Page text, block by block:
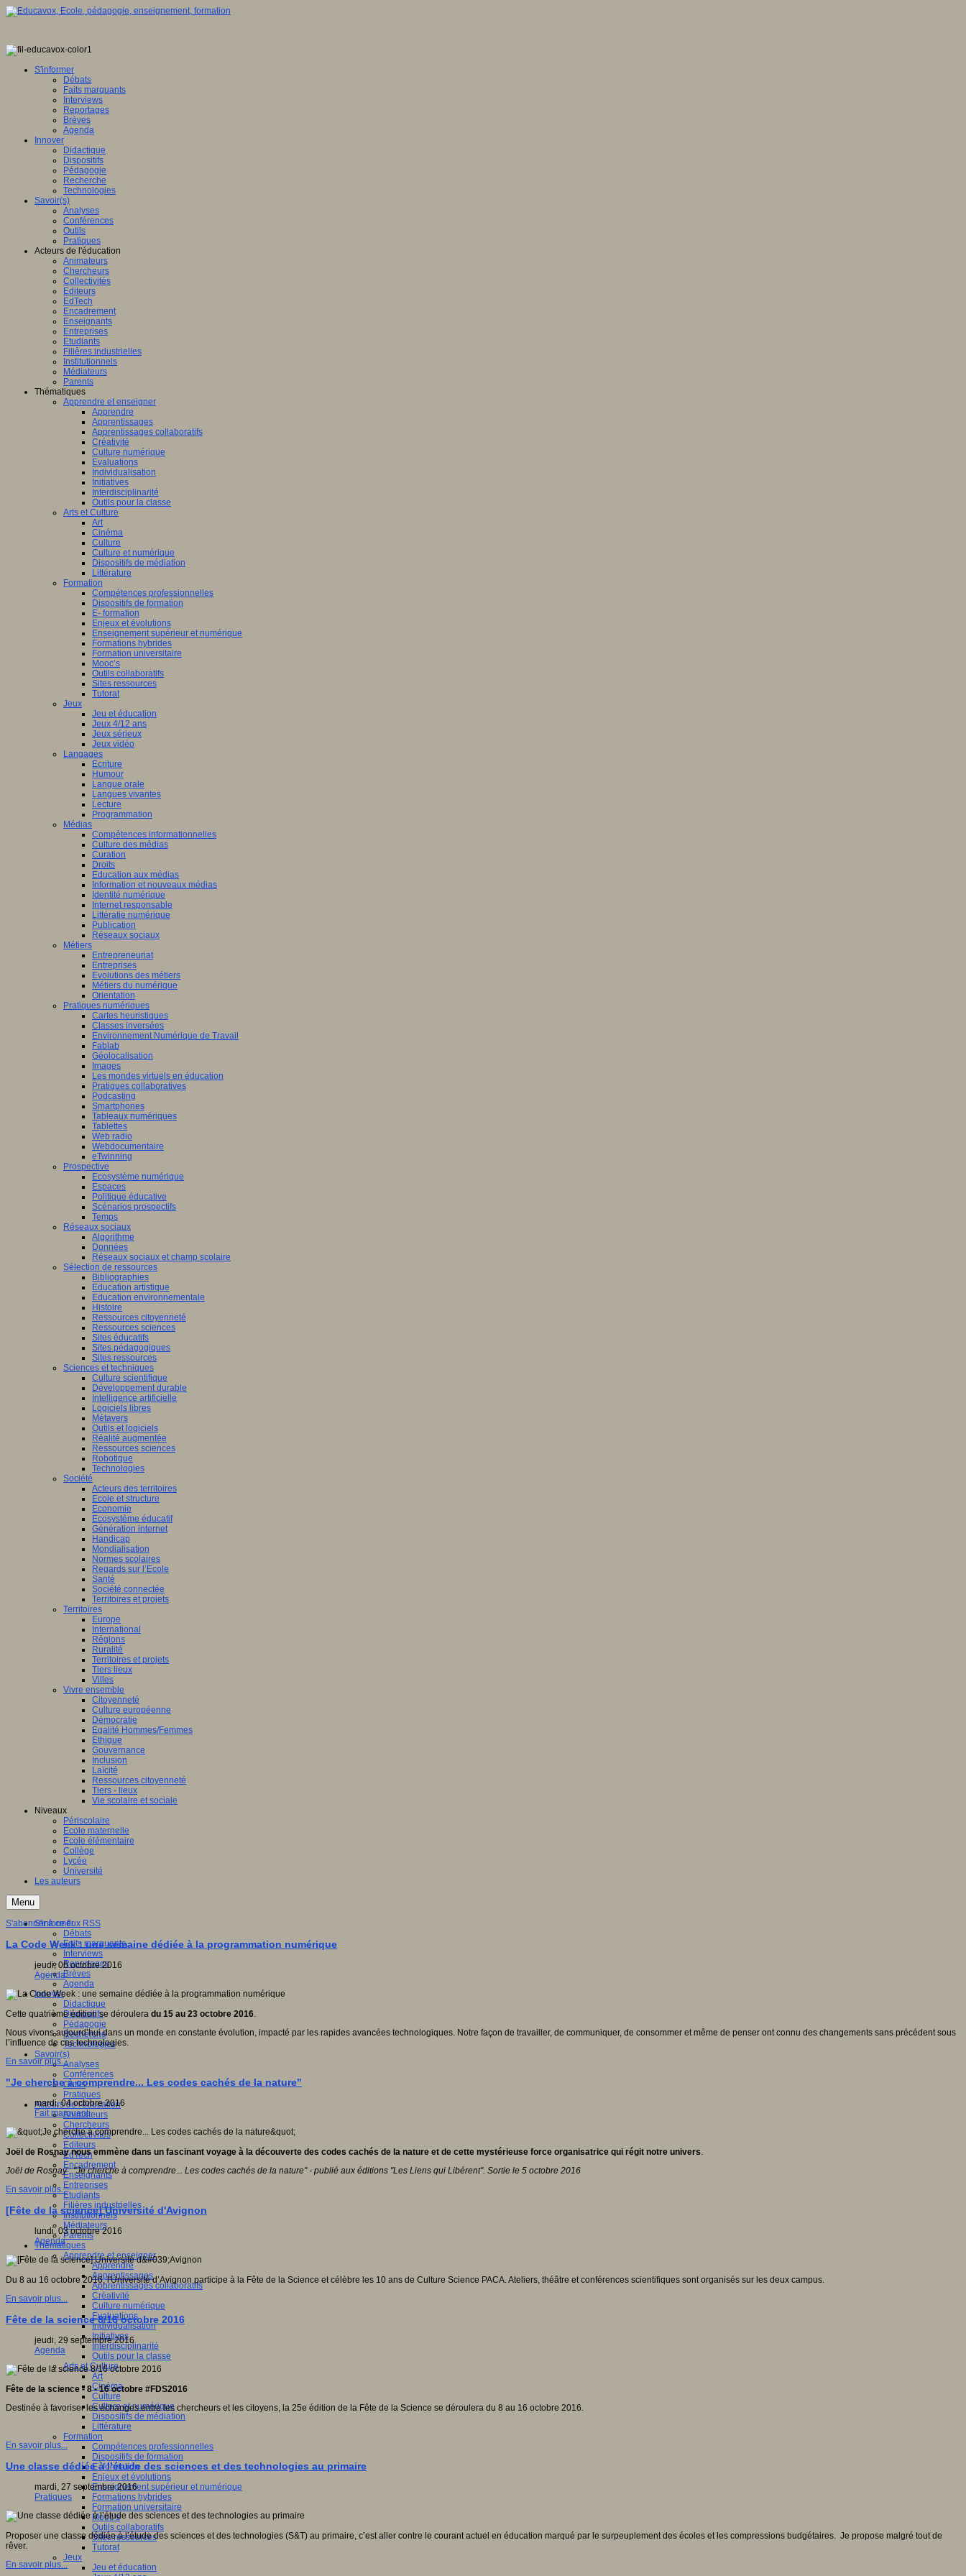
S'informer
Débats
Faits marquants
Interviews
Reportages
Brèves
Agenda
Innover
Didactique
Dispositifs
Pédagogie
Recherche
Technologies
Savoir(s)
Analyses
Conférences
Outils
Pratiques
Acteurs de l'éducation
Animateurs
Chercheurs
Collectivités
Editeurs
EdTech
Encadrement
Enseignants
Entreprises
Etudiants
Filières industrielles
Institutionnels
Médiateurs
Parents
Thématiques
Apprendre et enseigner
Apprendre
Apprentissages
Apprentissages collaboratifs
Créativité
Culture numérique
Evaluations
Individualisation
Initiatives
Interdisciplinarité
Outils pour la classe
Arts et Culture
Art
Cinéma
Culture
Culture et numérique
Dispositifs de médiation
Littérature
Formation
Compétences professionnelles
Dispositifs de formation
E- formation
Enjeux et évolutions
Enseignement supérieur et numérique
Formations hybrides
Formation universitaire
Mooc’s
Outils collaboratifs
Sites ressources
Tutorat
Jeux
Jeu et éducation
Jeux 4/12 ans
Jeux sérieux
Jeux vidéo
Langages
Ecriture
Humour
Langue orale
Langues vivantes
Lecture
Programmation
Médias
Compétences informationnelles
Culture des médias
Curation
Droits
Education aux médias
Information et nouveaux médias
Identité numérique
Internet responsable
Littératie numérique
Publication
Réseaux sociaux
Métiers
Entrepreneuriat
Entreprises
Evolutions des métiers
Métiers du numérique
Orientation
Pratiques numériques
Cartes heuristiques
Classes inversées
Environnement Numérique de Travail
Fablab
Géolocalisation
Images
Les mondes virtuels en éducation
Pratiques collaboratives
Podcasting
Smartphones
Tableaux numériques
Tablettes
Web radio
Webdocumentaire
eTwinning
Prospective
Ecosystème numérique
Espaces
Politique éducative
Scénarios prospectifs
Temps
Réseaux sociaux
Algorithme
Données
Réseaux sociaux et champ scolaire
Sélection de ressources
Bibliographies
Education artistique
Education environnementale
Histoire
Ressources citoyenneté
Ressources sciences
Sites éducatifs
Sites pédagogiques
Sites ressources
Sciences et techniques
Culture scientifique
Développement durable
Intelligence artificielle
Logiciels libres
Métavers
Outils et logiciels
Réalité augmentée
Ressources sciences
Robotique
Technologies
Société
Acteurs des territoires
Ecole et structure
Economie
Ecosystème éducatif
Génération internet
Handicap
Mondialisation
Normes scolaires
Regards sur l’Ecole
Santé
Société connectée
Territoires et projets
Territoires
Europe
International
Régions
Ruralité
Territoires et projets
Tiers lieux
Villes
Vivre ensemble
Citoyenneté
Culture européenne
Démocratie
Egalité Hommes/Femmes
Ethique
Gouvernance
Inclusion
Laïcité
Ressources citoyenneté
Tiers - lieux
Vie scolaire et sociale
Niveaux
Périscolaire
Ecole maternelle
Ecole élémentaire
Collège
Lycée
Université
Les auteurs
Menu
S'informer
Débats
Faits marquants
Interviews
Reportages
Brèves
Agenda
Innover
Didactique
Dispositifs
Pédagogie
Recherche
Technologies
Savoir(s)
Analyses
Conférences
Outils
Pratiques
Acteurs de l'éducation
Animateurs
Chercheurs
Collectivités
Editeurs
EdTech
Encadrement
Enseignants
Entreprises
Etudiants
Filières industrielles
Institutionnels
Médiateurs
Parents
Thématiques
Apprendre et enseigner
Apprendre
Apprentissages
Apprentissages collaboratifs
Créativité
Culture numérique
Evaluations
Individualisation
Initiatives
Interdisciplinarité
Outils pour la classe
Arts et Culture
Art
Cinéma
Culture
Culture et numérique
Dispositifs de médiation
Littérature
Formation
Compétences professionnelles
Dispositifs de formation
E- formation
Enjeux et évolutions
Enseignement supérieur et numérique
Formations hybrides
Formation universitaire
Mooc’s
Outils collaboratifs
Sites ressources
Tutorat
Jeux
Jeu et éducation
S'abonner à ce flux RSS
La Code Week : une semaine dédiée à la programmation numérique
jeudi, 06 octobre 2016
Agenda
Cette quatrième édition se déroulera du 15 au 23 octobre 2016.
Nous vivons aujourd’hui dans un monde en constante évolution, impacté par les rapides avancées technologiques. Notre façon de travailler, de communiquer, de consommer et même de penser ont connu des changements sans précédent sous
l’influence de ces technologies.
En savoir plus...
"Je cherche à comprendre... Les codes cachés de la nature"
mardi, 04 octobre 2016
Fait marquant
Joël de Rosnay nous emmène dans un fascinant voyage à la découverte des codes cachés de la nature et de cette mystérieuse force organisatrice qui régit notre univers.
Joël de Rosnay : "Je cherche à comprendre... Les codes cachés de la nature" - publié aux éditions "Les Liens qui Libérent". Sortie le 5 octobre 2016
En savoir plus...
[Fête de la science] Université d'Avignon
lundi, 03 octobre 2016
Agenda
Du 8 au 16 octobre 2016, l'Université d’Avignon participe à la Fête de la Science et célèbre les 10 ans de Culture Science PACA. Ateliers, théâtre et conférences scientifiques sont organisés sur les deux campus.
En savoir plus...
Fête de la science 8/16 octobre 2016
jeudi, 29 septembre 2016
Agenda
Fête de la science - 8 - 16 octobre #FDS2016
Destinée à favoriser les échanges entre les chercheurs et les citoyens, la 25e édition de la Fête de la Science se déroulera du 8 au 16 octobre 2016.
En savoir plus...
Une classe dédiée à l’étude des sciences et des technologies au primaire
mardi, 27 septembre 2016
Pratiques
Proposer une classe dédiée à l’étude des sciences et des technologies (S&T) au primaire, c’est aller contre le courant actuel en éducation marqué par le surpeuplement des écoles et les compressions budgétaires. Je propose malgré tout de
rêver.
En savoir plus...